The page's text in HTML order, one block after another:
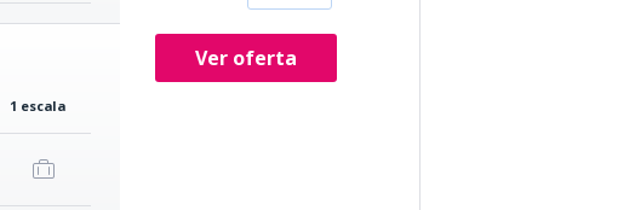
Ver oferta
1 escala